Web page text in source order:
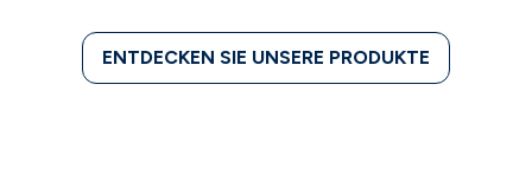
ENTDECKEN SIE UNSERE PRODUKTE